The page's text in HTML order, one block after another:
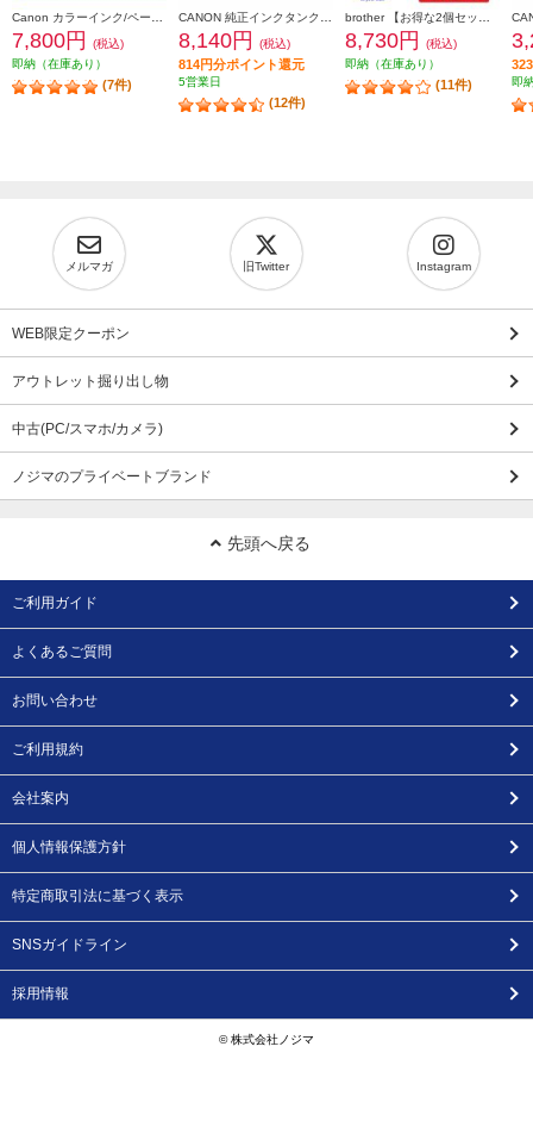
7,800円
(税込)
即納（在庫あり）
(7件)
8,140円 (税込)
814円分ポイント還元
5営業日
(12件)
8,730円
(税込)
即納（在庫あり）
(11件) 即
メルマガ 旧Twitter Instagram
WEB限定クーポン
アウトレット掘り出し物
中古(PC/スマホ/カメラ)
ノジマのプライベートブランド
先頭へ戻る
ご利用ガイド
よくあるご質問
お問い合わせ
ご利用規約
会社案内
個人情報保護方針
特定商取引法に基づく表示
SNSガイドライン
採用情報
© 株式会社ノジマ